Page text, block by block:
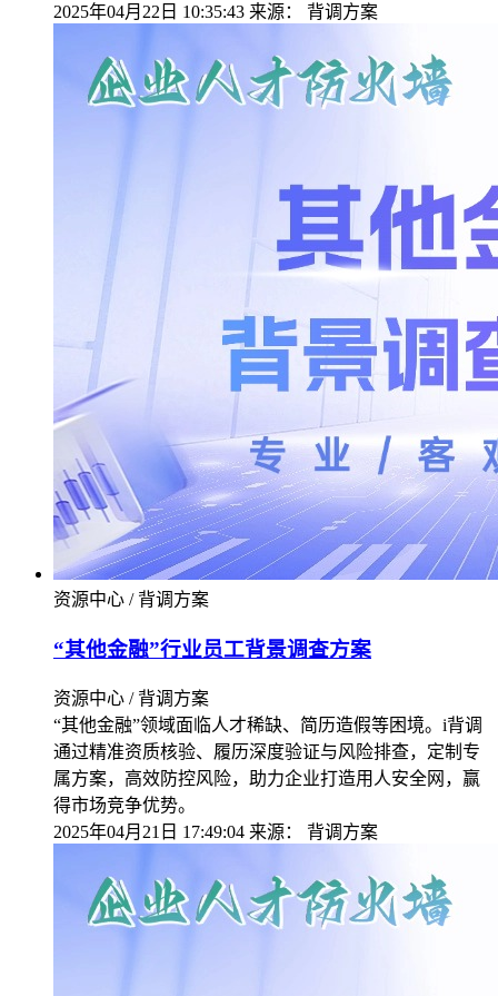
2025年04月22日 10:35:43 来源： 背调方案
资源中心 / 背调方案
“其他金融”行业员工背景调查方案
资源中心 / 背调方案
“其他金融”领域面临人才稀缺、简历造假等困境。i背调
通过精准资质核验、履历深度验证与风险排查，定制专
属方案，高效防控风险，助力企业打造用人安全网，赢
得市场竞争优势。
2025年04月21日 17:49:04 来源： 背调方案